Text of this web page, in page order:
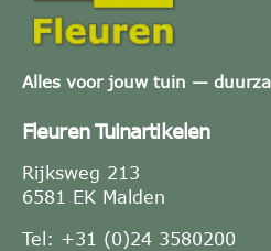
Alles voor jouw tuin —
Fleuren Tuinartikelen
Rijksweg 213
6581 EK Malden
Tel: +31 (0)24 3580200